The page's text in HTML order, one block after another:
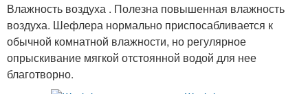
Влажность воздуха . Полезна повышенная влажность
воздуха. Шефлера нормально приспосабливается к
обычной комнатной влажности, но регулярное
опрыскивание мягкой отстоянной водой для нее
благотворно.